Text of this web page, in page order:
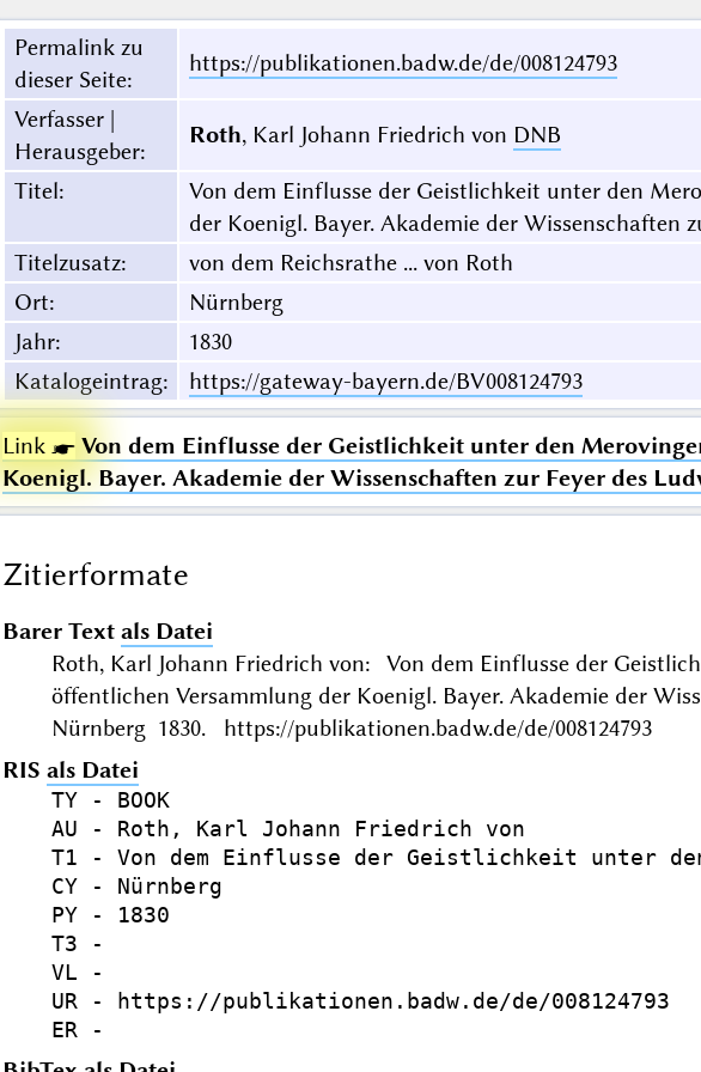
Permalink zu
dieser Seite:
https://publikationen.badw.de/de/008124793
Verfasser |
Herausgeber:
Roth, Karl Johann Friedrich von DNB
Titel:
Von dem Einflusse der Geistlichkeit unter den
der Koenigl. Bayer. Akademie der Wissenschaften
Titelzusatz:
von dem Reichsrathe ... von Roth
Ort:
Nürnberg
Jahr:
1830
Katalogeintrag: https://gateway-bayern.de/BV008124793
Link ☛ Von dem Einflusse der Geistlichkeit unter den
Koenigl. Bayer. Akademie der Wissenschaften zur Feyer des
Zitierformate
Barer Text als Datei
Roth, Karl Johann Friedrich von: Von dem Einflusse der
öffentlichen Versammlung der Koenigl. Bayer. Akademie der
Nürnberg 1830. https://publikationen.badw.de/de/008124793
RIS als Datei
TY - BOOK
AU - Roth, Karl Johann Friedrich von
T1 - Von dem Einflusse der Geistlichkeit unter
CY - Nürnberg
PY - 1830
T3 -
VL -
UR - https://publikationen.badw.de/de/008124793